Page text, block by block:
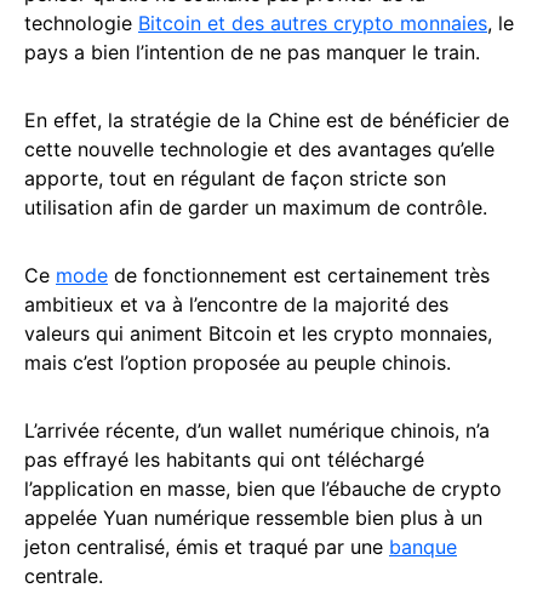
technologie Bitcoin et des autres crypto monnaies, le
pays a bien l’intention de ne pas manquer le train.
En effet, la stratégie de la Chine est de bénéficier de
cette nouvelle technologie et des avantages qu’elle
apporte, tout en régulant de façon stricte son
utilisation afin de garder un maximum de contrôle.
Ce mode de fonctionnement est certainement très
ambitieux et va à l’encontre de la majorité des
valeurs qui animent Bitcoin et les crypto monnaies,
mais c’est l’option proposée au peuple chinois.
L’arrivée récente, d’un wallet numérique chinois, n’a
pas effrayé les habitants qui ont téléchargé
l’application en masse, bien que l’ébauche de crypto
appelée Yuan numérique ressemble bien plus à un
jeton centralisé, émis et traqué par une banque
centrale.